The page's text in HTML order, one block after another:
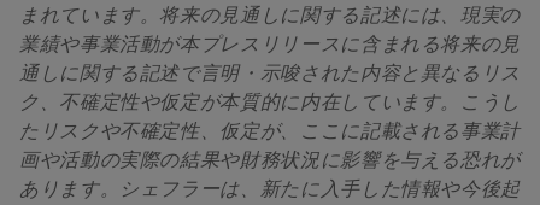
まれています。将来の見通しに関する記述には、現実の
業績や事業活動が本プレスリリースに含まれる将来の見
通しに関する記述で言明・示唆された内容と異なるリス
ク、不確定性や仮定が本質的に内在しています。こうし
たリスクや不確定性、仮定が、ここに記載される事業計
画や活動の実際の結果や財務状況に影響を与える恐れが
あります。シェフラーは、新たに入手した情報や今後起